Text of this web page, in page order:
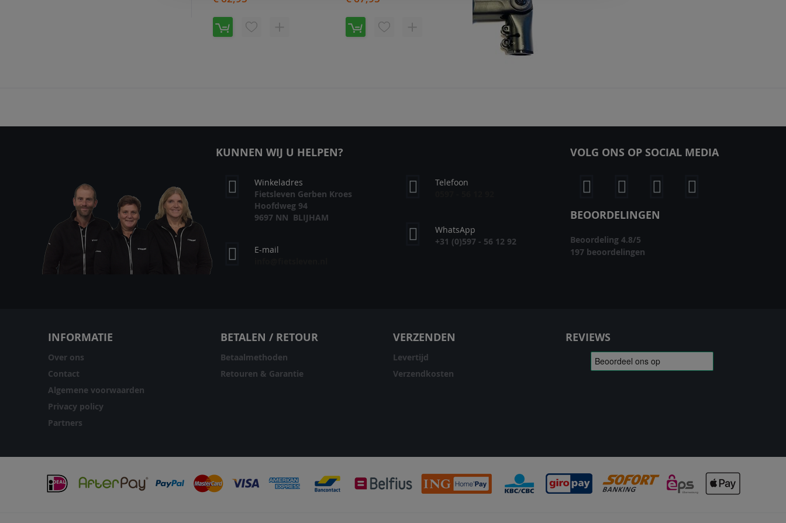
VOEG
TOEVOEGEN
VOEG
TOEVOEGEN
VOEG TOEVOEGEN
VERGELIJKEN
KUNNEN WIJ U HELPEN?
Winkeladres
Fietsleven Gerben Kroes
Hoofdweg 94
9697 NN BLIJHAM
E-mail
Telefoon
WhatsApp
+31 (0)597 - 56 12 92
VOLG ONS OP SOCIAL MEDIA
BEOORDELINGEN
Beoordeling 4.8/5
197 beoordelingen
INFORMATIE
Over ons
Contact
Algemene voorwaarden
Privacy policy
Partners
BETALEN / RETOUR
Betaalmethoden
Retouren & Garantie
VERZENDEN
Levertijd
Verzendkosten
REVIEWS